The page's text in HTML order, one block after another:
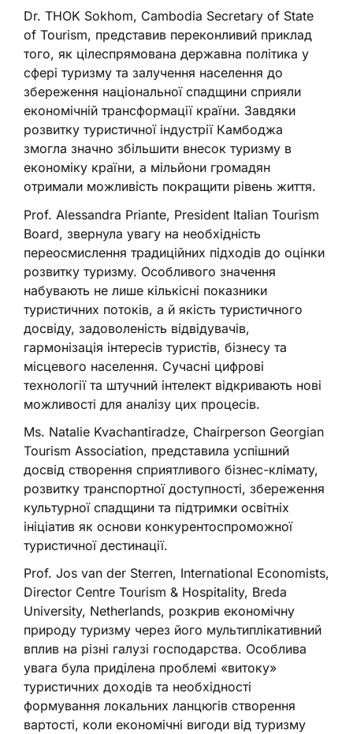
Dr. THOK Sokhom, Cambodia Secretary of State
of Tourism, представив переконливий приклад
того, як цілеспрямована державна політика у
сфері туризму та залучення населення до
збереження національної спадщини сприяли
економічній трансформації країни. Завдяки
розвитку туристичної індустрії Камбоджа
змогла значно збільшити внесок туризму в
економіку країни, а мільйони громадян
отримали можливість покращити рівень життя.
Prof. Alessandra Priante, President Italian Tourism
Board, звернула увагу на необхідність
переосмислення традиційних підходів до оцінки
розвитку туризму. Особливого значення
набувають не лише кількісні показники
туристичних потоків, а й якість туристичного
досвіду, задоволеність відвідувачів,
гармонізація інтересів туристів, бізнесу та
місцевого населення. Сучасні цифрові
технології та штучний інтелект відкривають нові
можливості для аналізу цих процесів.
Ms. Natalie Kvachantiradze, Chairperson Georgian
Tourism Association, представила успішний
досвід створення сприятливого бізнес-клімату,
розвитку транспортної доступності, збереження
культурної спадщини та підтримки освітніх
ініціатив як основи конкурентоспроможної
туристичної дестинації.
Prof. Jos van der Sterren, International Economists,
Director Centre Tourism & Hospitality, Breda
University, Netherlands, розкрив економічну
природу туризму через його мультиплікативний
вплив на різні галузі господарства. Особлива
увага була приділена проблемі «витоку»
туристичних доходів та необхідності
формування локальних ланцюгів створення
вартості, коли економічні вигоди від туризму